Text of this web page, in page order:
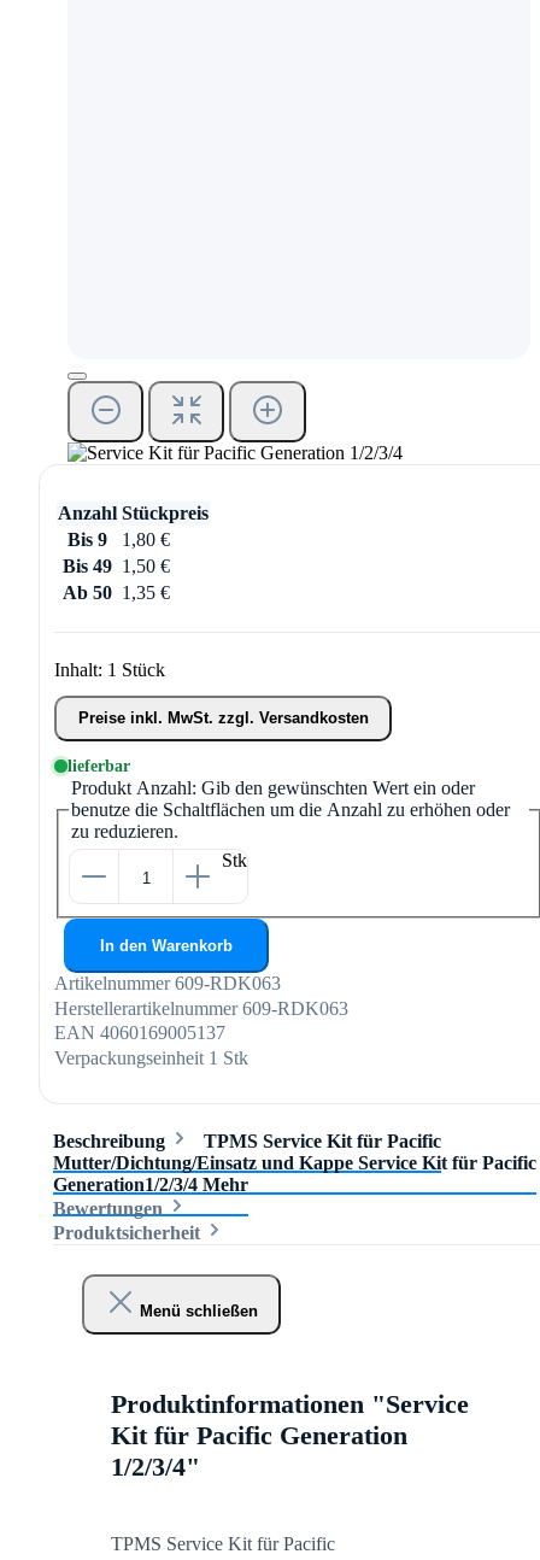
Anzahl Stückpreis
Bis 9
1,80 €
Bis 49 1,50 €
Ab 50 1,35 €
Inhalt: 1 Stück
Preise inkl. MwSt. zzgl. Versandkosten
lieferbar
Produkt Anzahl: Gib den gewünschten Wert ein oder
benutze die Schaltflächen um die Anzahl zu erhöhen oder
zu reduzieren.
Stk
In den Warenkorb
Artikelnummer 609-RDK063
Herstellerartikelnummer 609-RDK063
EAN 4060169005137
Verpackungseinheit 1 Stk
Beschreibung
TPMS Service Kit für Pacific
Mutter/Dichtung/Einsatz und Kappe Service Kit für Pacific
Generation1/2/3/4 Mehr
Bewertungen
Produktsicherheit
Menü schließen
Produktinformationen "Service
Kit für Pacific Generation
1/2/3/4"
TPMS Service Kit für Pacific